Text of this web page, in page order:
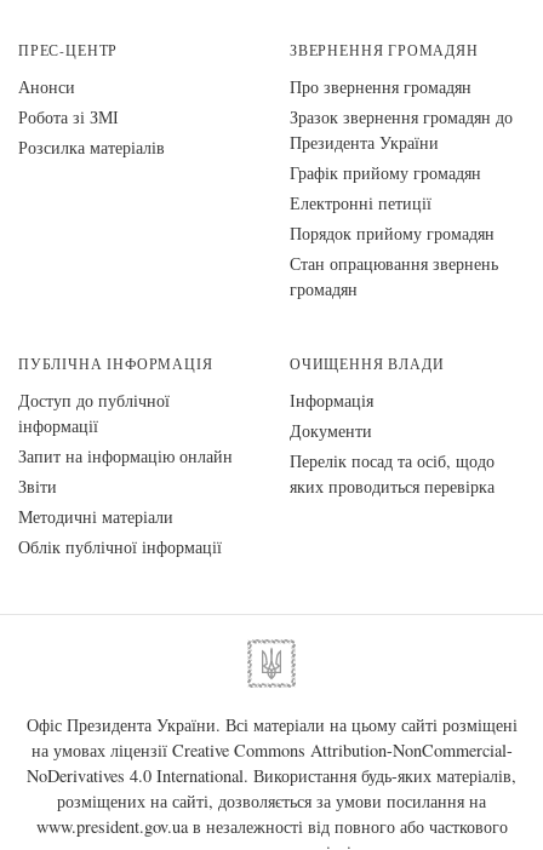
ПРЕС-ЦЕНТР
Анонси
Робота зі ЗМІ
Розсилка матеріалів
ЗВЕРНЕННЯ ГРОМАДЯН
Про звернення громадян
Зразок звернення громадян до
Президента України
Графік прийому громадян
Електронні петиції
Порядок прийому громадян
Стан опрацювання звернень
громадян
ПУБЛІЧНА ІНФОРМАЦІЯ
Доступ до публічної
інформації
Запит на інформацію онлайн
Звіти
Методичні матеріали
Облік публічної інформації
ОЧИЩЕННЯ ВЛАДИ
Інформація
Документи
Перелік посад та осіб, щодо
яких проводиться перевірка
Офіс Президента України. Всі матеріали на цьому сайті розміщені
на умовах ліцензії Creative Commons Attribution-NonCommercial-
NoDerivatives 4.0 International. Використання будь-яких матеріалів,
розміщених на сайті, дозволяється за умови посилання на
www.president.gov.uaв незалежності від повного або часткового